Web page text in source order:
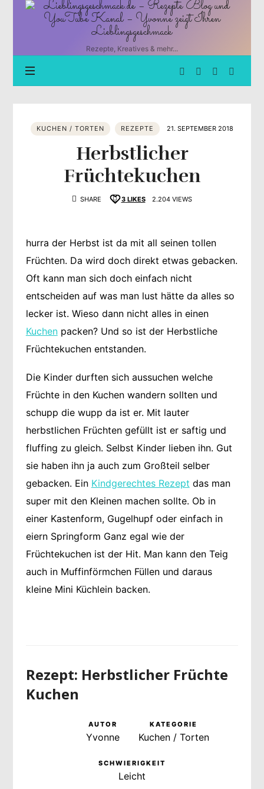
Lieblingsgeschmack.de
Rezepte
und
YouTube
Kanal
zeigt
Ihren
Lieblingsgeschmack
Rezepte, Kreatives & mehr...
KUCHEN / TORTEN REZEPTE 21. SEPTEMBER 2018
Herbstlicher
Früchtekuchen
SHARE 3 LIKES 2.204 VIEWS
hurra der Herbst ist da mit all seinen tollen
Früchten. Da wird doch direkt etwas gebacken.
Oft kann man sich doch einfach nicht
entscheiden auf was man lust hätte da alles so
lecker ist. Wieso dann nicht alles in einen
Kuchenpacken? Und so ist der Herbstliche
Früchtekuchen entstanden.
Die Kinder durften sich aussuchen welche
Früchte in den Kuchen wandern sollten und
schupp die wupp da ist er. Mit lauter
herbstlichen Früchten gefüllt ist er saftig und
fluffing zu gleich. Selbst Kinder lieben ihn. Gut
sie haben ihn ja auch zum Großteil selber
gebacken. Ein Kindgerechtes Rezept das man
super mit den Kleinen machen sollte. Ob in
einer Kastenform, Gugelhupf oder einfach in
eiern Springform Ganz egal wie der
Früchtekuchen ist der Hit. Man kann den Teig
auch in Muffinförmchen Füllen und daraus
kleine Mini Küchlein backen.
Rezept: Herbstlicher Früchte
Kuchen
AUTOR
Yvonne
KATEGORIE
Kuchen / Torten
SCHWIERIGKEIT
Leicht